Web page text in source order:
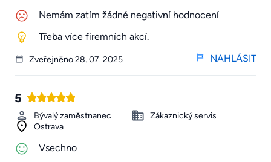
Nemám zatím žádné negativní hodnocení
Třeba více firemních akcí.
Zveřejněno 28. 07. 2025 NAHLÁSIT
5
Bývalý zaměstnanec
Zákaznický servis
Ostrava
Vsechno